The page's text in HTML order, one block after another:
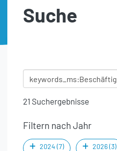
Suche
21 Suchergebnisse
Filtern nach Jahr
2024 (7) 2026 (3)